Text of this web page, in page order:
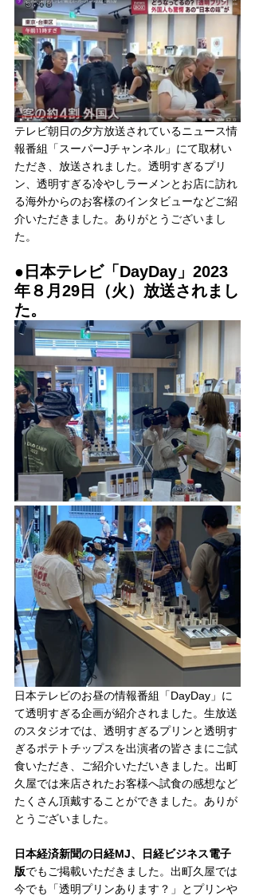
テレビ朝日の夕方放送されているニュース情
報番組「スーパーJチャンネル」にて取材い
ただき、放送されました。透明すぎるプリ
ン、透明すぎる冷やしラーメンとお店に訪れ
る海外からのお客様のインタビューなどご紹
介いただきました。ありがとうございまし
た。
●日本テレビ「DayDay」2023
年８月29日（火）放送されまし
た。
日本テレビのお昼の情報番組「DayDay」に
て透明すぎる企画が紹介されました。生放送
のスタジオでは、透明すぎるプリンと透明す
ぎるポテトチップスを出演者の皆さまにご試
食いただき、ご紹介いただいきました。出町
久屋では来店されたお客様へ試食の感想など
たくさん頂戴することができました。ありが
とうございました。
日本経済新聞の日経MJ、日経ビジネス電子
版でもご掲載いただきました。出町久屋では
今でも「透明プリンあります？」とプリンや